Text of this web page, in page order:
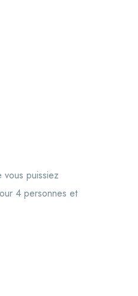
puissiez
4 personnes et